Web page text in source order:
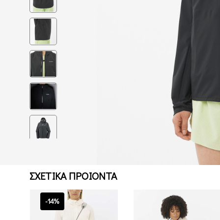
ΣΧΕΤΙΚΑ ΠΡΟΙΟΝΤΑ
-14%